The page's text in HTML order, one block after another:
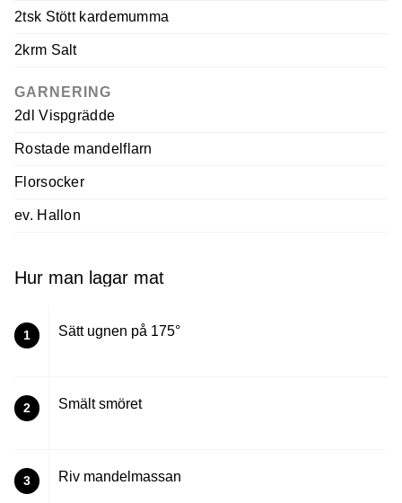
2tsk Stött kardemumma
2krm Salt
GARNERING
2dl Vispgrädde
Rostade mandelflarn
Florsocker
ev. Hallon
Hur man lagar mat
1 Sätt ugnen på 175°
2 Smält smöret
3 Riv mandelmassan